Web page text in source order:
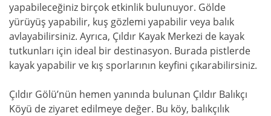
yapabileceğiniz birçok etkinlik bulunuyor. Gölde
yürüyüş yapabilir, kuş gözlemi yapabilir veya balık
avlayabilirsiniz. Ayrıca, Çıldır Kayak Merkezi de kayak
tutkunları için ideal bir destinasyon. Burada pistlerde
kayak yapabilir ve kış sporlarının keyfini çıkarabilirsiniz.
Çıldır Gölü’nün hemen yanında bulunan Çıldır Balıkçı
Köyü de ziyaret edilmeye değer. Bu köy, balıkçılık